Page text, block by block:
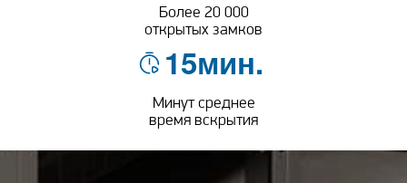
Более 20 000
открытых замков
15мин.
Минут среднее
время вскрытия